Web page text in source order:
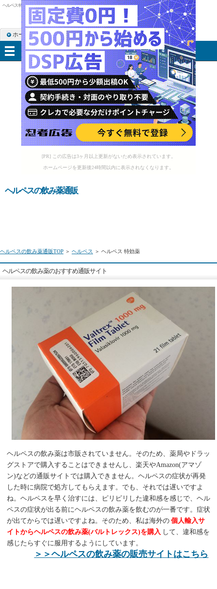
[PR] この広告は3ヶ月以上更新がないため表示されています。
ホームページを更新後24時間以内に表示されなくなります。
ヘルペス 特効薬
ヘルペスの飲み薬通販
ヘルペスの飲み薬通販TOP ＞ ヘルペス ＞ ヘルペス 特効薬
ヘルペスの飲み薬のおすすめ通販サイト
ヘルペスの飲み薬は市販されていません。そのため、薬局やドラッ
グストアで購入することはできませんし、楽天やAmazon(アマゾ
ン)などの通販サイトでは購入できません。ヘルペスの症状が再発
した時に病院で処方してもらえます。でも、それでは遅いですよ
ね。ヘルペスを早く治すには、ピリピリした違和感を感じで、ヘル
ペスの症状が出る前にヘルペスの飲み薬を飲むのが一番です。症状
が出てからでは遅いですよね。そのため、私は海外の個人輸入サ
イトからヘルペスの飲み薬(バルトレックス)を購入 して、違和感を
感じたらすぐに服用するようにしています。
＞＞ヘルペスの飲み薬の販売サイトはこちら
ホーム RSS購読 サイトマップ
メニュー